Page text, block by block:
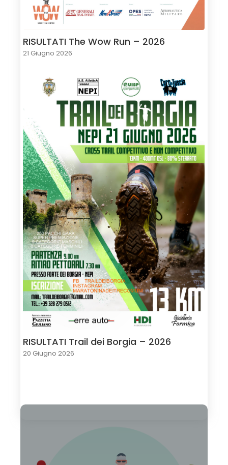
RISULTATI The Wow Run – 2026
21 Giugno 2026
RISULTATI Trail dei Borgia – 2026
20 Giugno 2026
Load More